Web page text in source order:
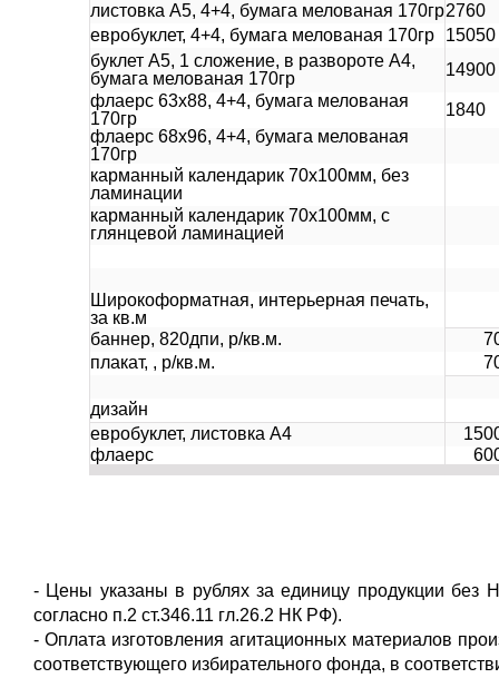
листовка А5, 4+4, бумага мелованая 170гр2760
евробуклет, 4+4, бумага мелованая 170гр
15050
буклет А5, 1 сложение, в развороте А4,
бумага мелованая 170гр
14900
флаерс 63х88, 4+4, бумага мелованая
170гр
1840
флаерс 68х96, 4+4, бумага мелованая
170гр
карманный календарик 70х100мм, без
ламинации
карманный календарик 70х100мм, с
глянцевой ламинацией
Широкоформатная, интерьерная печать,
за кв.м
баннер, 820дпи, р/кв.м.
плакат, , р/кв.м.
дизайн
евробуклет, листовка А4
флаерс
- Цены указаны в рублях за единицу продукции без
согласно п.2 ст.346.11 гл.26.2 НК РФ).
- Оплата изготовления агитационных материалов
соответствующего избирательного фонда, в